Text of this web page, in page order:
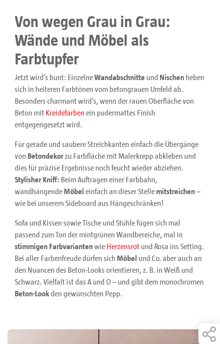
Von wegen Grau in Grau:
Wände und Möbel als
Farbtupfer
Jetzt wird’s bunt: EinzelneWandabschnitte und Nischen heben
sich in heiteren Farbtönen vom betongrauen Umfeld ab.
Besonders charmant wird’s, wenn der rauen Oberfläche von
Beton mit Kreidefarben ein pudermattes Finish
entgegengesetzt wird.
Für gerade und saubere Streichkanten einfach die Übergänge
von Betondekorzu Farbfläche mit Malerkrepp abkleben und
dies für präzise Ergebnisse noch feucht wieder abziehen.
Stylisher Kniff: Beim Auftragen einer Farbbahn,
wandhängendeMöbel einfach an dieser Stellemitstreichen–
wie bei unserem Sideboard aus Hängeschränken!
Sofa und Kissen sowie Tische und Stühle fügen sich mal
passend zum Ton der mintgrünen Wandbereiche, mal in
stimmigen Farbvariantenwie Herzensrot und Rosa ins Setting.
Bei aller Farbenfreude dürfen sich Möbel und Co. aber auch an
den Nuancen des Beton-Looks orientieren, z. B. in Weiß und
Schwarz. Vielfalt ist das A und O – und gibt dem monochromen
Beton-Lookden gewünschten Pepp.